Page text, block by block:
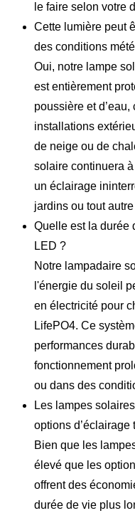
le faire selon votre
Cette lumière peut
des conditions
Oui, notre lampe
est entièrement
poussière et
installations
de neige ou de
solaire continuera
un éclairage
jardins ou tout
Quelle est la durée
LED ?
Notre lampadaire
l'énergie du soleil
en électricité pour
LifePO4. Ce
performances
fonctionnement
ou dans des
Les lampes
options
Bien que les
élevé que les
offrent des
durée de vie plus